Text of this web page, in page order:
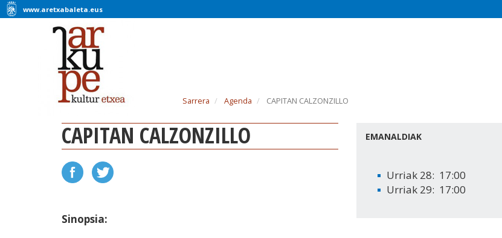
www.aretxabaleta.eus
Sarrera Agenda CAPITAN CALZONZILLO
CAPITAN CALZONZILLO
Sinopsia:
EMANALDIAK
Urriak 28: 17:00
Urriak 29: 17:00